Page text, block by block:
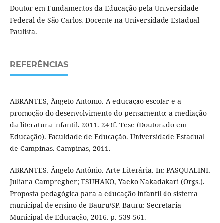
Doutor em Fundamentos da Educação pela Universidade
Federal de São Carlos. Docente na Universidade Estadual
Paulista.
REFERÊNCIAS
ABRANTES, Ângelo Antônio. A educação escolar e a
promoção do desenvolvimento do pensamento: a mediação
da literatura infantil. 2011. 249f. Tese (Doutorado em
Educação). Faculdade de Educação. Universidade Estadual
de Campinas. Campinas, 2011.
ABRANTES, Ângelo Antônio. Arte Literária. In: PASQUALINI,
Juliana Campregher; TSUHAKO, Yaeko Nakadakari (Orgs.).
Proposta pedagógica para a educação infantil do sistema
municipal de ensino de Bauru/SP. Bauru: Secretaria
Municipal de Educação, 2016. p. 539-561.